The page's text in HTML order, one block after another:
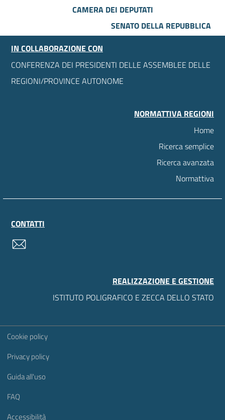
CAMERA DEI DEPUTATI
SENATO DELLA REPUBBLICA
IN COLLABORAZIONE CON
CONFERENZA DEI PRESIDENTI DELLE ASSEMBLEE DELLE
REGIONI/PROVINCE AUTONOME
NORMATTIVA REGIONI
Home
Ricerca semplice
Ricerca avanzata
Normattiva
CONTATTI
REALIZZAZIONE E GESTIONE
ISTITUTO POLIGRAFICO E ZECCA DELLO STATO
Sezione Link Utili
Cookie policy
Privacy policy
Guida all'uso
FAQ
Accessibilità